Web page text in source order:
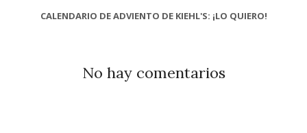
CALENDARIO DE ADVIENTO DE KIEHL'S: ¡LO QUIERO!
No hay comentarios